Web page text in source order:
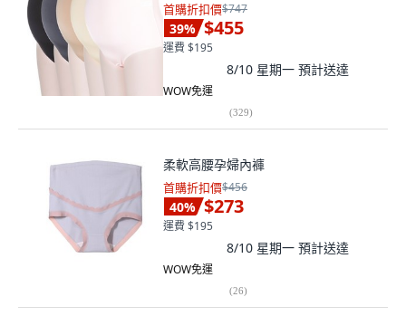
首購折扣價$747
39% $455
運費 $195
8/10 星期一 預計送達
WOW免運
(329)
柔軟高腰孕婦內褲
首購折扣價$456
40% $273
運費 $195
8/10 星期一 預計送達
WOW免運
(26)